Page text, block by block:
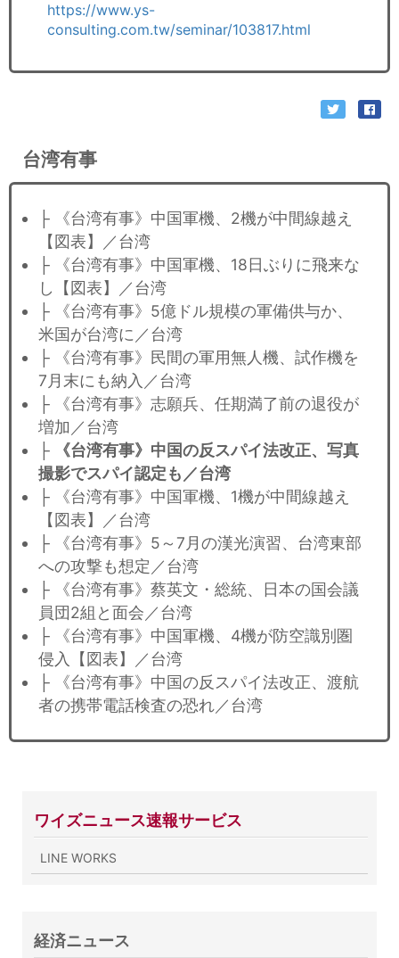
https://www.ys-
consulting.com.tw/seminar/103817.html
台湾有事
├ 《台湾有事》中国軍機、2機が中間線越え
【図表】／台湾
├ 《台湾有事》中国軍機、18日ぶりに飛来な
し【図表】／台湾
├ 《台湾有事》5億ドル規模の軍備供与か、
米国が台湾に／台湾
├ 《台湾有事》民間の軍用無人機、試作機を
7月末にも納入／台湾
├ 《台湾有事》志願兵、任期満了前の退役が
増加／台湾
├
《台湾有事》中国の反スパイ法改正、写真
撮影でスパイ認定も／台湾
├ 《台湾有事》中国軍機、1機が中間線越え
【図表】／台湾
├ 《台湾有事》5～7月の漢光演習、台湾東部
への攻撃も想定／台湾
├ 《台湾有事》蔡英文・総統、日本の国会議
員団2組と面会／台湾
├ 《台湾有事》中国軍機、4機が防空識別圏
侵入【図表】／台湾
├ 《台湾有事》中国の反スパイ法改正、渡航
者の携帯電話検査の恐れ／台湾
ワイズニュース速報サービス
LINE WORKS
経済ニュース